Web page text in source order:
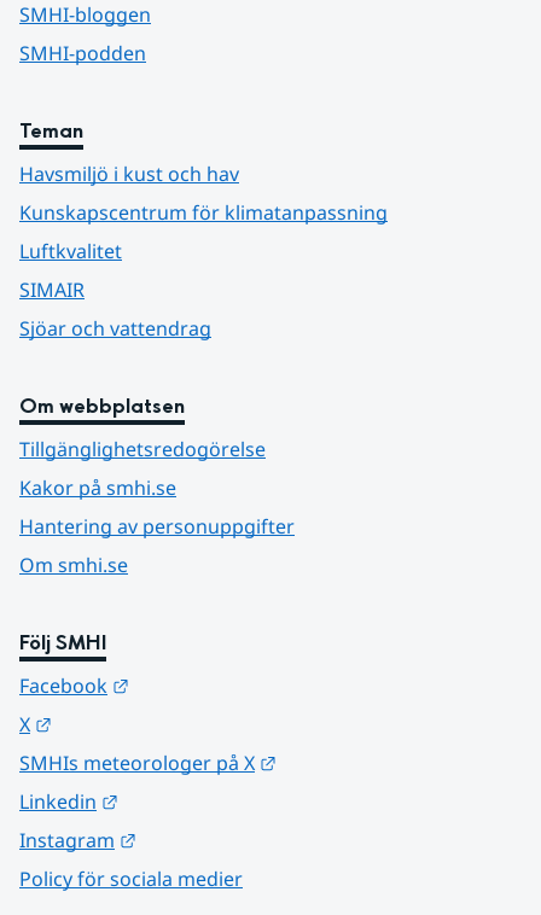
SMHI-bloggen
SMHI-podden
Teman
Havsmiljö i kust och hav
Kunskapscentrum för klimatanpassning
Luftkvalitet
SIMAIR
Sjöar och vattendrag
Om webbplatsen
Tillgänglighetsredogörelse
Kakor på smhi.se
Hantering av personuppgifter
Om smhi.se
Följ SMHI
Facebook
X
SMHIs meteorologer på X
Linkedin
Instagram
Policy för sociala medier